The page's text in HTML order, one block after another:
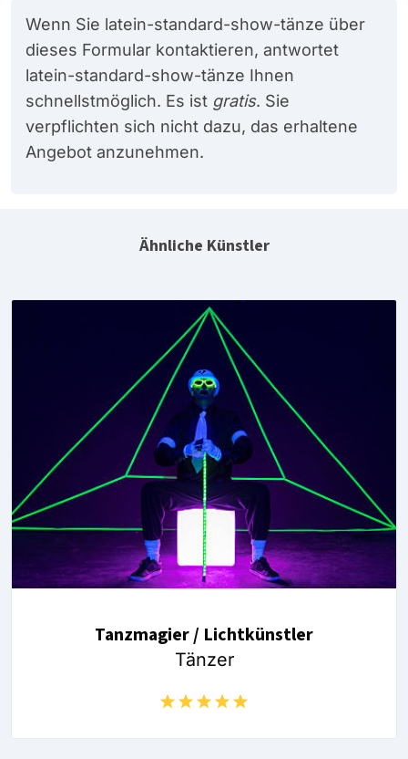
Wenn Sie latein-standard-show-tänze über
dieses Formular kontaktieren, antwortet
latein-standard-show-tänze Ihnen
schnellstmöglich. Es ist gratis. Sie
verpflichten sich nicht dazu, das erhaltene
Angebot anzunehmen.
Ähnliche Künstler
Tanzmagier / Lichtkünstler
Tänzer